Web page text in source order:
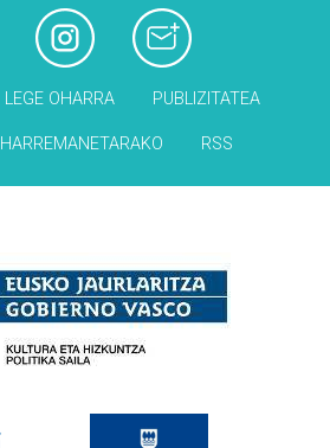
LEGE OHARRA PUBLIZITATEA
HARREMANETARAKO RSS